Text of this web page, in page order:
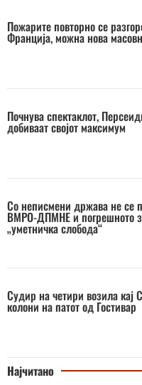
Пожарите повторно се
Франција, можна нова
Почнува спектаклот,
добиваат својот максимум
Со неписмени држава не се
ВМРО-ДПМНЕ и погрешното
„уметничка слобода“
Судир на четири возила кај
колони на патот од Гостивар
Најчитано